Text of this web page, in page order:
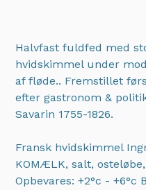
Halvfast fuldfed med
hvidskimmel under
af fløde.. Fremstillet
efter gastronom &
Savarin 1755-1826.
Fransk hvidskimmel
KOMÆLK, salt,
Opbevares: +2°c - +6°c